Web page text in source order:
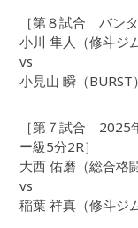
［第８試合 バン
小川 隼人（修斗ジ
vs
小見山 瞬（BURST）
［第７試合 2025
ー級5分2R］
大西 佑磨（総合格
vs
稲葉 祥真（修斗ジ